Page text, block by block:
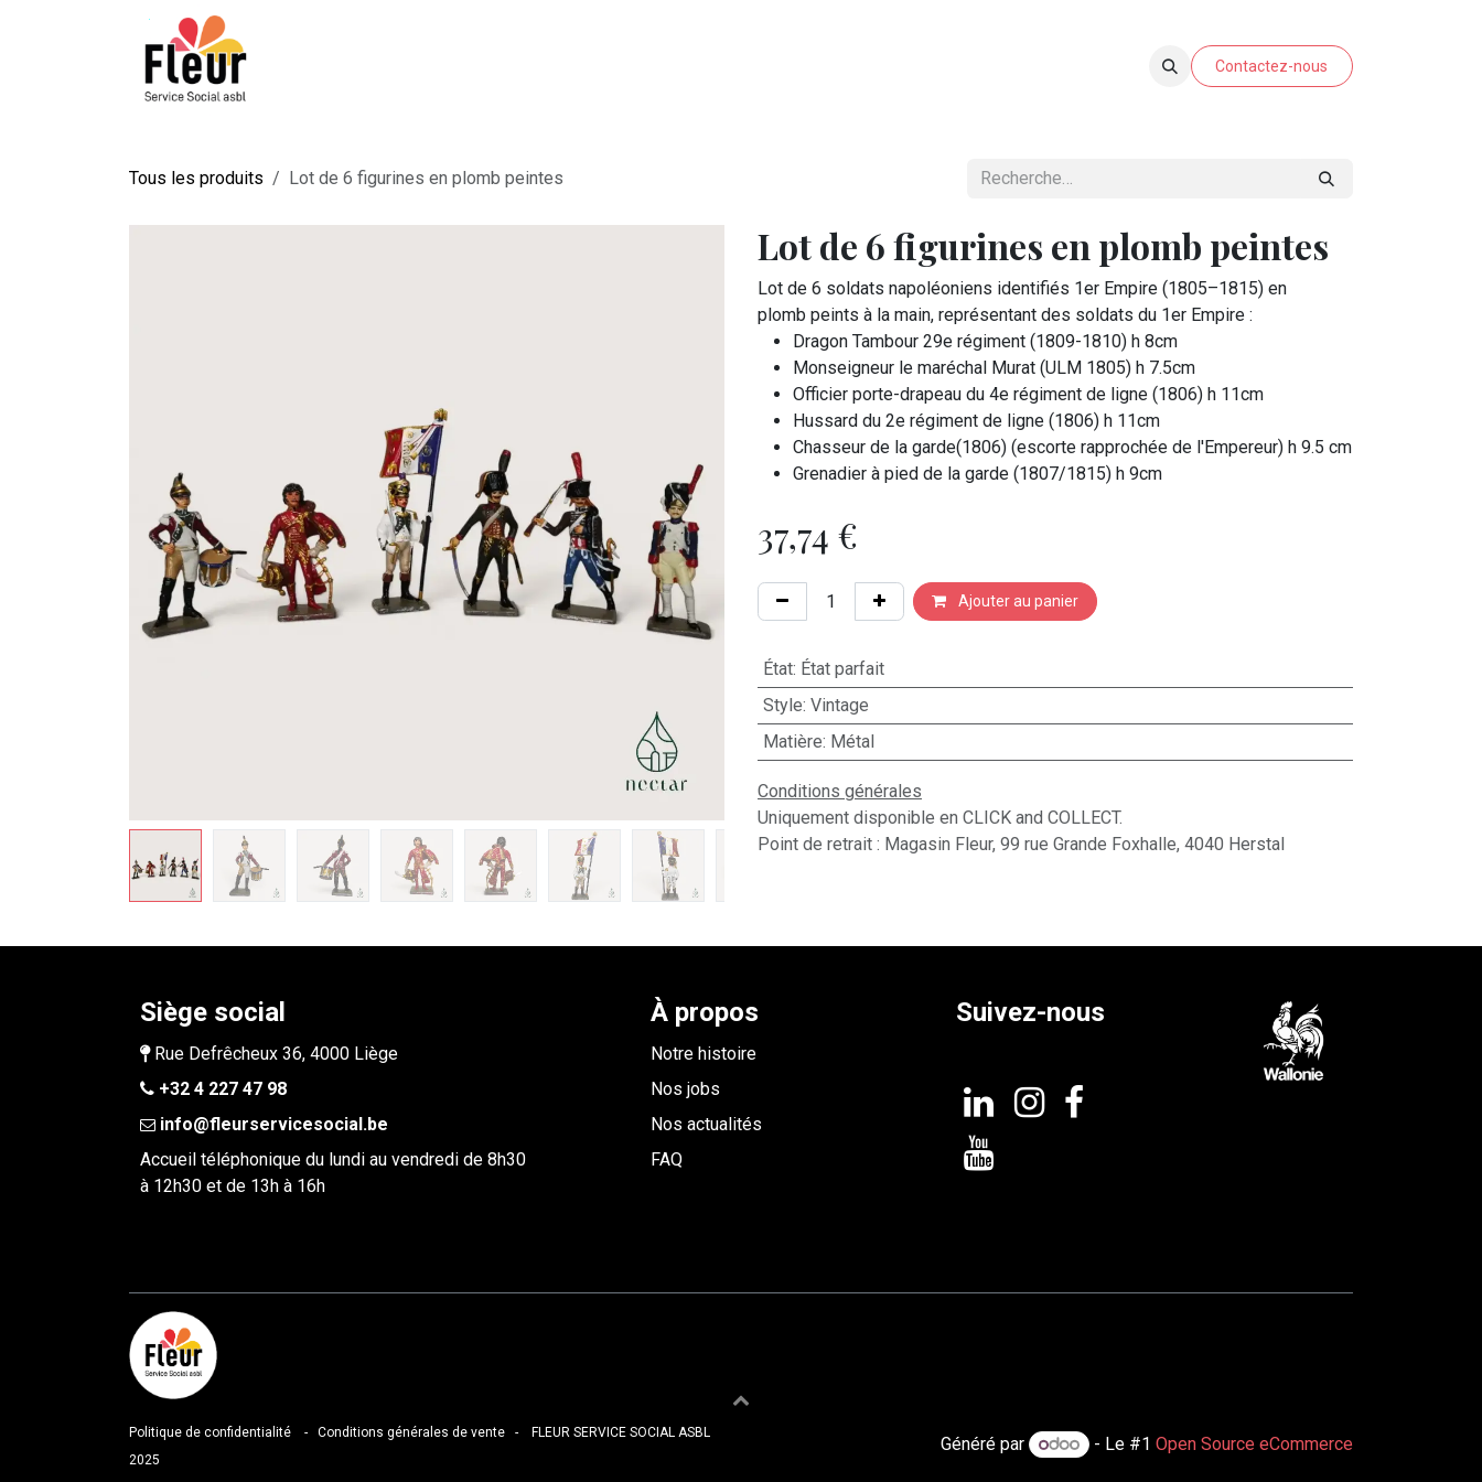
Contactez-nous
Tous les produits Lot de 6 figurines en plomb peintes
Lot de 6 figurines en plomb peintes
Lot de 6 soldats napoléoniens identifiés 1er Empire (1805–1815) en
plomb peints à la main, représentant des soldats du 1er Empire :
Dragon Tambour 29e régiment (1809-1810) h 8cm
Monseigneur le maréchal Murat (ULM 1805) h 7.5cm
Officier porte-drapeau du 4e régiment de ligne (1806) h 11cm
Hussard du 2e régiment de ligne (1806) h 11cm
Chasseur de la garde(1806) (escorte rapprochée de l'Empereur) h 9.5 cm
Grenadier à pied de la garde (1807/1815) h 9cm
37,74 €
Ajouter au panier
État: État parfait
Style: Vintage
Matière: Métal
Conditions générales
Uniquement disponible en CLICK and COLLECT.
Point de retrait : Magasin Fleur, 99 rue Grande Foxhalle, 4040 Herstal
Siège social
Rue Defrêcheux 36, 4000 Liège
+32 4 227 47 98
info@fleurservicesocial.be​
Accueil téléphonique du lundi au vendredi de 8h30
à 12h30 et de 13h à 16h
À propos
Notre histoire
Nos jobs
Nos actualités
FAQ
Suivez-nous
Politique de confidentialité - Conditions générales de vente - FLEUR SERVICE SOCIA​L ASBL
2025
Généré par - Le #1 Open Source eCommerce